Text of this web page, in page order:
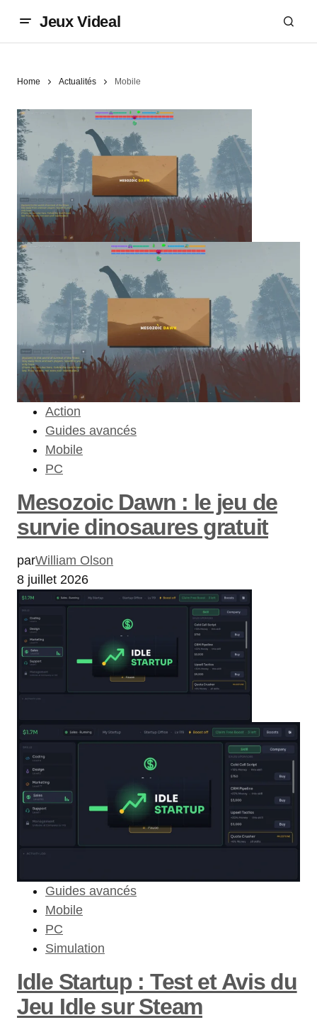
Jeux Videal
Home Actualités Mobile
Action
Guides avancés
Mobile
PC
Mesozoic Dawn : le jeu de
survie dinosaures gratuit
parWilliam Olson
8 juillet 2026
Guides avancés
Mobile
PC
Simulation
Idle Startup : Test et Avis du
Jeu Idle sur Steam